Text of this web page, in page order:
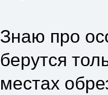
Знаю про
берутся
местах